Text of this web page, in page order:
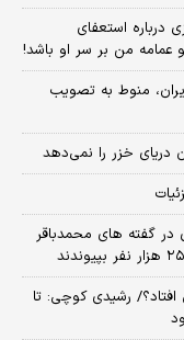
درباره استعفای
عمامه من بر سر او باشد!
منوط به تصویب
خزر را نمی‌دهد
و کیفری در گفته های محمدباقر
رشیدی کوچی: تا